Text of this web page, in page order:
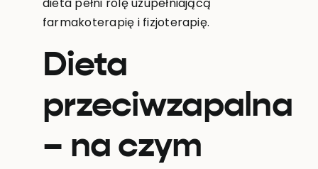
farmakoterapię i fizjoterapię.
Dieta
przeciwzapalna
– na czym